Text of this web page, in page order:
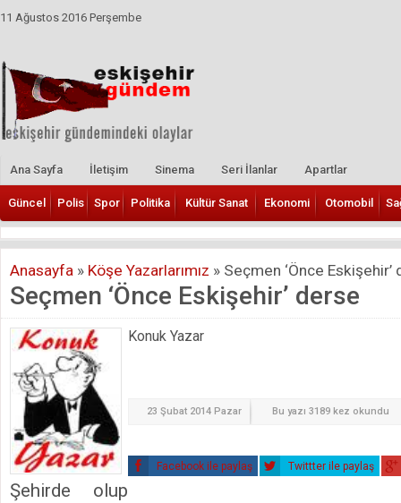
11 Ağustos 2016 Perşembe
Ana Sayfa İletişim Sinema Seri İlanlar Apartlar
Güncel Polis Spor Politika Kültür Sanat Ekonomi Otomobil
Anasayfa » Köşe Yazarlarımız » Seçmen ‘Önce Eskişehir’
Seçmen ‘Önce Eskişehir’ derse
Konuk Yazar
23 Şubat 2014 Pazar Bu yazı 3189 kez okundu
Facebook ile paylaş Twittter ile paylaş
Şehirde olup